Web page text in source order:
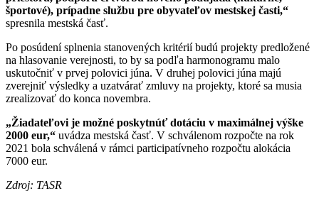
športové), prípadne službu pre obyvateľov mestskej časti,“
spresnila mestská časť.
Po posúdení splnenia stanovených kritérií budú projekty predložené
na hlasovanie verejnosti, to by sa podľa harmonogramu malo
uskutočniť v prvej polovici júna. V druhej polovici júna majú
zverejniť výsledky a uzatvárať zmluvy na projekty, ktoré sa musia
zrealizovať do konca novembra.
„Žiadateľovi je možné poskytnúť dotáciu v maximálnej výške
2000 eur,“ uvádza mestská časť. V schválenom rozpočte na rok
2021 bola schválená v rámci participatívneho rozpočtu alokácia
7000 eur.
Zdroj: TASR